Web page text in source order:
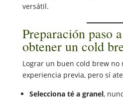
versátil.
Preparación paso
obtener un cold
Lograr un buen cold brew
experiencia previa, pero sí
Selecciona té a granel,